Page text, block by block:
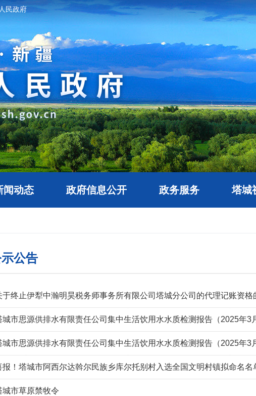
民政府
闻动态 政府信息公开 政务服务 塔城
公告
于终止伊犁中瀚明昊税务师事务所有限公司塔城分公司的代理记账资格
城市思源供排水有限责任公司集中生活饮用水水质检测报告（2025年3
城市思源供排水有限责任公司集中生活饮用水水质检测报告（2025年3
报！塔城市阿西尔达斡尔民族乡库尔托别村入选全国文明村镇拟命名名
城市草原禁牧令